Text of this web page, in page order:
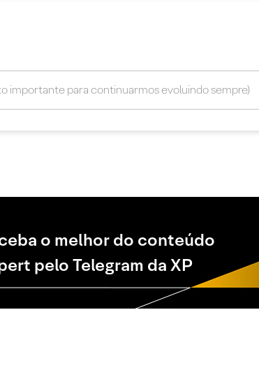
o melhor do conteúdo
pelo Telegram da XP